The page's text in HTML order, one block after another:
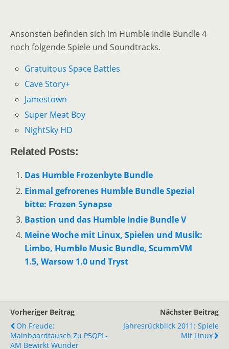
Ansonsten befinden sich im Humble Indie Bundle 4
noch folgende Spiele und Soundtracks.
Gratuitous Space Battles
Cave Story+
Jamestown
Super Meat Boy
NightSky HD
Related Posts:
Das Humble Frozenbyte Bundle
Einmal gefrorenes Humble Bundle Spezial
bitte: Frozen Synapse
Bastion und das Humble Indie Bundle V
Meine Woche mit Linux, Spielen und Musik:
Limbo, Humble Music Bundle, ScummVM
1.5, Warsow 1.0 und Tryst
Vorheriger Beitrag
Oh Freude:
Mainboardtausch Zu P5QPL-
AM Bewirkt Wunder
Nächster Beitrag
Jahresrückblick 2011: Spiele
Mit Linux